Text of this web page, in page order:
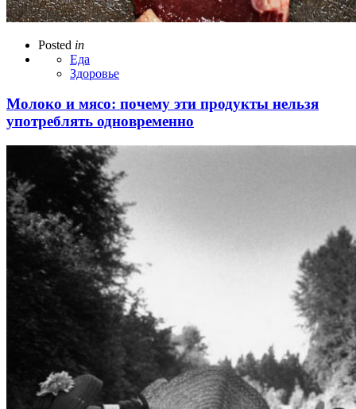
Posted in
Еда
Здоровье
Молоко и мясо: почему эти продукты нельзя
употреблять одновременно